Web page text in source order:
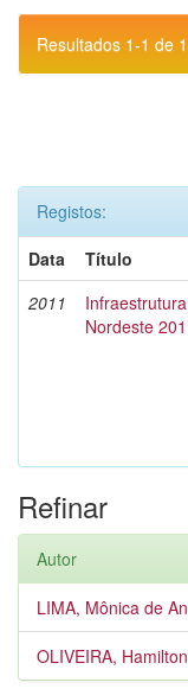
Resultados 1-1 de
Registos:
Data
Título
2011
Nordeste
Refinar
Autor
LIMA, Mônica de
OLIVEIRA,